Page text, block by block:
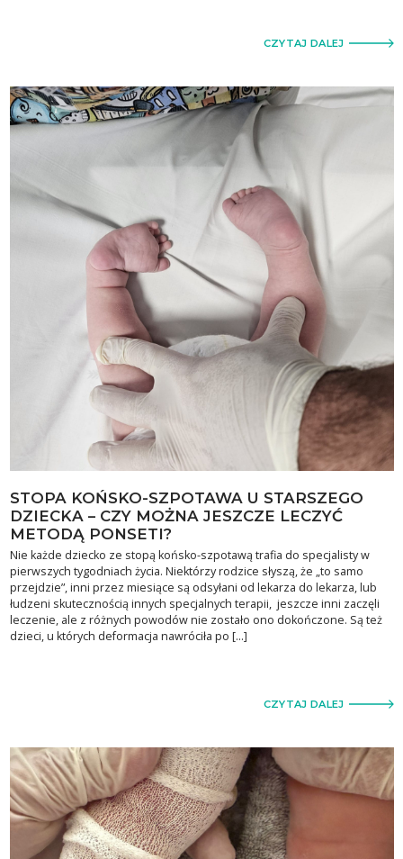
CZYTAJ DALEJ
STOPA KOŃSKO-SZPOTAWA U STARSZEGO
DZIECKA – CZY MOŻNA JESZCZE LECZYĆ
METODĄ PONSETI?
Nie każde dziecko ze stopą końsko-szpotawą trafia do specjalisty w
pierwszych tygodniach życia. Niektórzy rodzice słyszą, że „to samo
przejdzie”, inni przez miesiące są odsyłani od lekarza do lekarza, lub
łudzeni skutecznością innych specjalnych terapii, jeszcze inni zaczęli
leczenie, ale z różnych powodów nie zostało ono dokończone. Są też
dzieci, u których deformacja nawróciła po […]
CZYTAJ DALEJ